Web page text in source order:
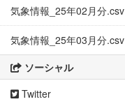
気象情報_25年02月分.csv
気象情報_25年03月分.csv
ソーシャル
Twitter